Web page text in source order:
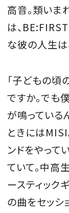
高音。類い
は、
な彼の人生は
「子どもの頃
ですか。でも
が鳴っている
ときには
ンドをやって
ていて。中高
ースティック
の曲をセッシ